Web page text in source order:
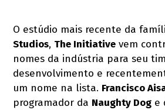
O estúdio mais recente da
Studios, The Initiative vem
nomes da indústria para seu
desenvolvimento e
um nome na lista. Francisco
programador da Naughty Dog e